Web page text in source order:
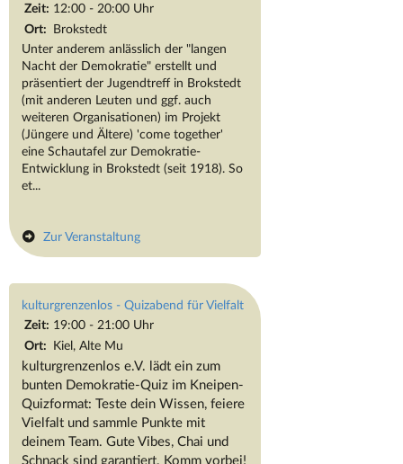
Zeit: 12:00 - 20:00 Uhr
Ort: Brokstedt
Unter anderem anlässlich der "langen
Nacht der Demokratie" erstellt und
präsentiert der Jugendtreff in Brokstedt
(mit anderen Leuten und ggf. auch
weiteren Organisationen) im Projekt
(Jüngere und Ältere) 'come together'
eine Schautafel zur Demokratie-
Entwicklung in Brokstedt (seit 1918). So
et...
Zur Veranstaltung
kulturgrenzenlos - Quizabend für Vielfalt
Zeit: 19:00 - 21:00 Uhr
Ort: Kiel, Alte Mu
kulturgrenzenlos e.V. lädt ein zum
bunten Demokratie-Quiz im Kneipen-
Quizformat: Teste dein Wissen, feiere
Vielfalt und sammle Punkte mit
deinem Team. Gute Vibes, Chai und
Schnack sind garantiert. Komm vorbei!